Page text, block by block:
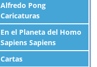
Alfredo Pong
Caricaturas
En el Planeta del Homo
Sapiens Sapiens
Cartas